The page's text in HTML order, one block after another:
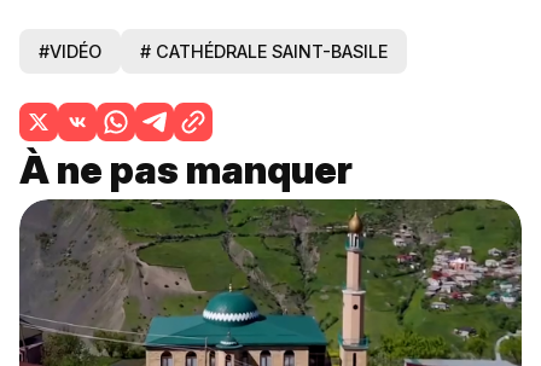
#VIDÉO # CATHÉDRALE SAINT-BASILE
À ne pas manquer